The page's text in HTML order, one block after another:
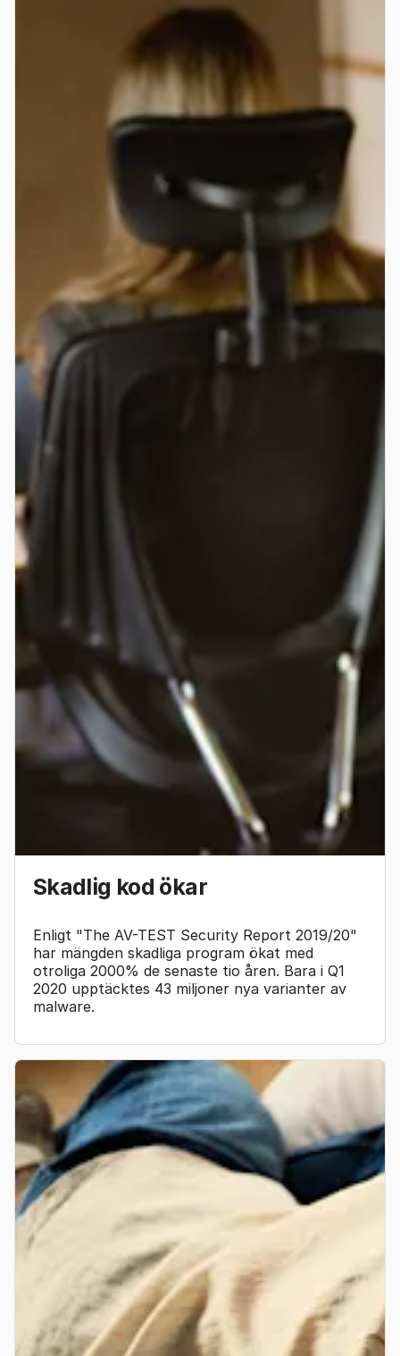
Skadlig kod ökar
Enligt "The AV-TEST Security Report 2019/20"
har mängden skadliga program ökat med
otroliga 2000% de senaste tio åren. Bara i Q1
2020 upptäcktes 43 miljoner nya varianter av
malware.